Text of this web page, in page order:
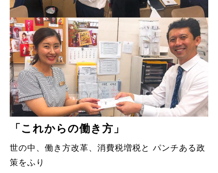
「これからの働き方」
世の中、働き方改革、消費税増税と パンチある政
策をふり